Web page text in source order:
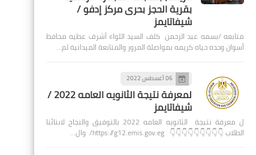
بقرية الحجز بحرى مركز إدفو /
شيفاتايمز
متابعه /بسمه عبد الرحمن كلف السيد اللواء أشرف عطيه محافظ
أسوان وحده حياه كريمه بمواصلة المرور والمتابعة الميدانية لم…
06 أغسطس 2022
لمعرفة نتيجة الثانويه العامه 2022 /
شيفاتايمز
ل معرفة نتيجة الثانويه العامه 2022 بالتوفيق والنجاح لابنائنا
الطلاب 👇👇👇👇👇👇👇👇👇 https://g12.emis.gov.eg/ وال…